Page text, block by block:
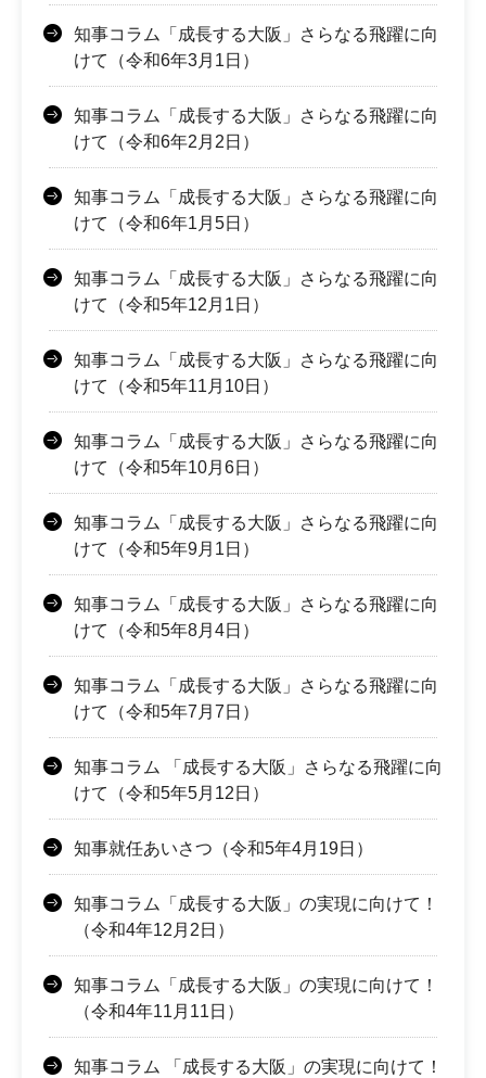
知事コラム「成長する大阪」さらなる飛躍に向
けて（令和6年3月1日）
知事コラム「成長する大阪」さらなる飛躍に向
けて（令和6年2月2日）
知事コラム「成長する大阪」さらなる飛躍に向
けて（令和6年1月5日）
知事コラム「成長する大阪」さらなる飛躍に向
けて（令和5年12月1日）
知事コラム「成長する大阪」さらなる飛躍に向
けて（令和5年11月10日）
知事コラム「成長する大阪」さらなる飛躍に向
けて（令和5年10月6日）
知事コラム「成長する大阪」さらなる飛躍に向
けて（令和5年9月1日）
知事コラム「成長する大阪」さらなる飛躍に向
けて（令和5年8月4日）
知事コラム「成長する大阪」さらなる飛躍に向
けて（令和5年7月7日）
知事コラム 「成長する大阪」さらなる飛躍に向
けて（令和5年5月12日）
知事就任あいさつ（令和5年4月19日）
知事コラム「成長する大阪」の実現に向けて！
（令和4年12月2日）
知事コラム「成長する大阪」の実現に向けて！
（令和4年11月11日）
知事コラム 「成長する大阪」の実現に向けて！